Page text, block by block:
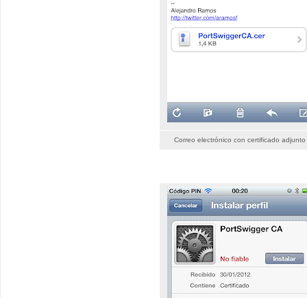
Correo electrónico con certificado adjunto